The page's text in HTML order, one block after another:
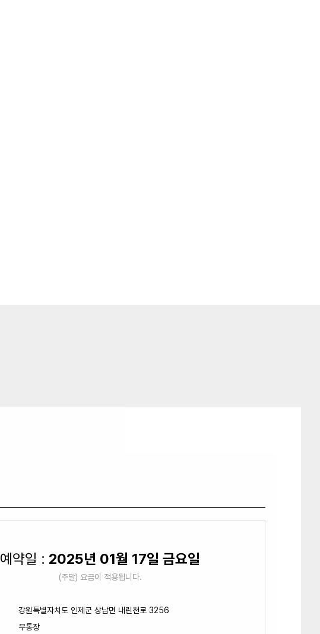
예약일 : 2025년 01월 17일 금요일
(주말) 요금이 적용됩니다.
강원특별자치도 인제군 상남면 내린천로 3256
무통장